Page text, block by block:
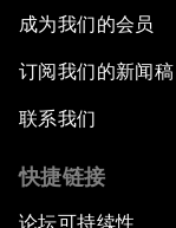
成为我们的会员
订阅我们的新闻稿
联系我们
快捷链接
论坛可持续性